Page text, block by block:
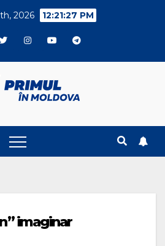
2026 12:21:27 PM
imaginar